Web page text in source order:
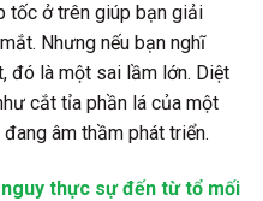
tốc ở trên giúp bạn giải
Nhưng nếu bạn nghĩ
đó là một sai lầm lớn. Diệt
cắt tỉa phần lá của một
âm thầm phát triển.
nguy thực sự đến từ tổ mối